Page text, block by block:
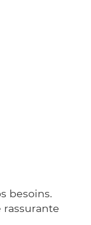
besoins.